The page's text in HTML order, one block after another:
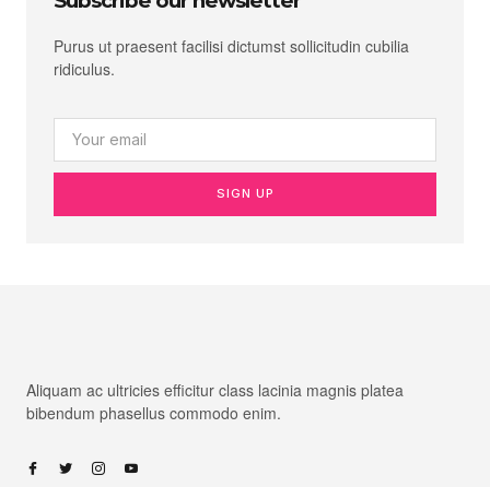
Purus ut praesent facilisi dictumst sollicitudin cubilia
ridiculus.
SIGN UP
Aliquam ac ultricies efficitur class lacinia magnis platea
bibendum phasellus commodo enim.